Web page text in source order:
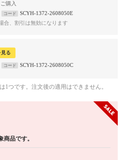
コード
SCYH-1372-2608050E
合、割引は無効になります
る
コード SCYH-1372-2608050C
つです。注文後の適用はできません。
品です。